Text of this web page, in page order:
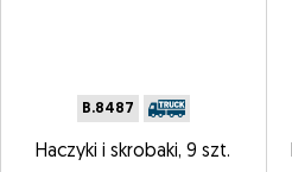
B.8487
Haczyki i skrobaki, 9 szt.